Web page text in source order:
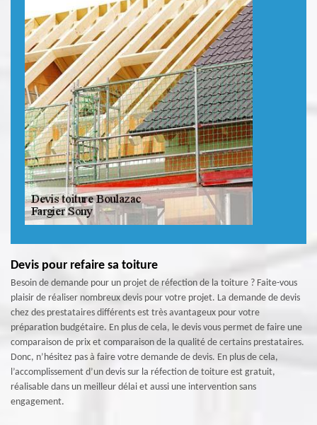
Devis pour refaire sa toiture
Besoin de demande pour un projet de réfection de la toiture ? Faite-vous
plaisir de réaliser nombreux devis pour votre projet. La demande de devis
chez des prestataires différents est très avantageux pour votre
préparation budgétaire. En plus de cela, le devis vous permet de faire une
comparaison de prix et comparaison de la qualité de certains prestataires.
Donc, n’hésitez pas à faire votre demande de devis. En plus de cela,
l’accomplissement d’un devis sur la réfection de toiture est gratuit,
réalisable dans un meilleur délai et aussi une intervention sans
engagement.